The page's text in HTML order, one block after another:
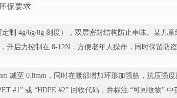
保要求
定制 4g/6g/8g 刻度），双层密封结构防止串味。某儿
开启力控制在 8-12N，方便老年人操作，同时保留防
减至 0.8mm，同时在腰部增加环形加强筋，抗压强
#1” 或 “HDPE #2” 回收代码，并标注 “可回收物”